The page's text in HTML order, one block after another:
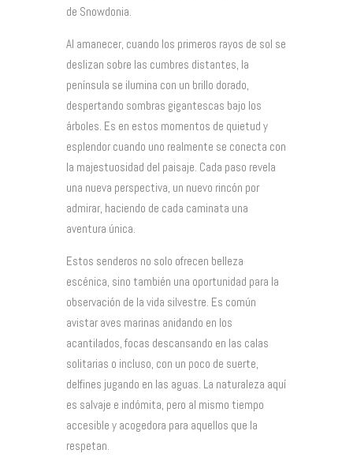
de Snowdonia.
Al amanecer, cuando los primeros rayos de sol se
deslizan sobre las cumbres distantes, la
península se ilumina con un brillo dorado,
despertando sombras gigantescas bajo los
árboles. Es en estos momentos de quietud y
esplendor cuando uno realmente se conecta con
la majestuosidad del paisaje. Cada paso revela
una nueva perspectiva, un nuevo rincón por
admirar, haciendo de cada caminata una
aventura única.
Estos senderos no solo ofrecen belleza
escénica, sino también una oportunidad para la
observación de la vida silvestre. Es común
avistar aves marinas anidando en los
acantilados, focas descansando en las calas
solitarias o incluso, con un poco de suerte,
delfines jugando en las aguas. La naturaleza aquí
es salvaje e indómita, pero al mismo tiempo
accesible y acogedora para aquellos que la
respetan.